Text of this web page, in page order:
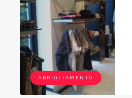
ABBIGLIAMENTO